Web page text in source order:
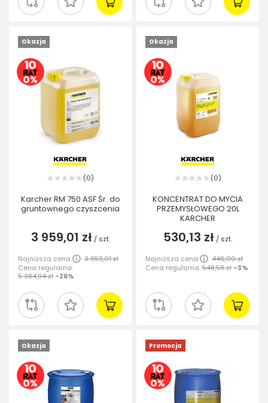
Okazja
(0)
Karcher RM 750 ASF Śr. do
gruntownego czyszcenia
3 959,01 zł / szt.
Najniższa cena:
3 959,01 zł
Cena regularna:
5 384,94 zł -26%
Okazja
(0)
KONCENTRAT DO MYCIA
PRZEMYSŁOWEGO 20L
KARCHER
530,13 zł / szt.
Najniższa cena:
446,00 zł
Cena regularna:548,58 zł -3%
Okazja Promocja